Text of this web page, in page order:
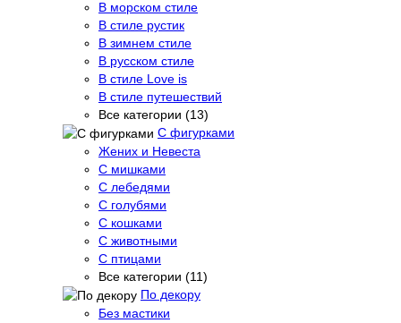
В морском стиле
В стиле рустик
В зимнем стиле
В русском стиле
В стиле Love is
В стиле путешествий
Все категории (13)
С фигурками
Жених и Невеста
С мишками
С лебедями
С голубями
С кошками
С животными
С птицами
Все категории (11)
По декору
Без мастики